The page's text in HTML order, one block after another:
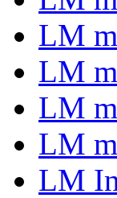
LM
LM
LM
LM
LM